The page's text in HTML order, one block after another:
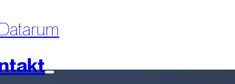
Datarum